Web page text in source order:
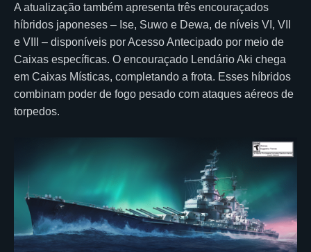
A atualização também apresenta três encouraçados
híbridos japoneses – Ise, Suwo e Dewa, de níveis VI, VII
e VIII – disponíveis por Acesso Antecipado por meio de
Caixas específicas. O encouraçado Lendário Aki chega
em Caixas Místicas, completando a frota. Esses híbridos
combinam poder de fogo pesado com ataques aéreos de
torpedos.